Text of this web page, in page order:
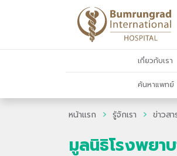
เกี่ยวกับเรา
ค้นหาแพทย์
หน้าแรก รู้จักเรา ข่าวส
มูลนิธิโรงพยา